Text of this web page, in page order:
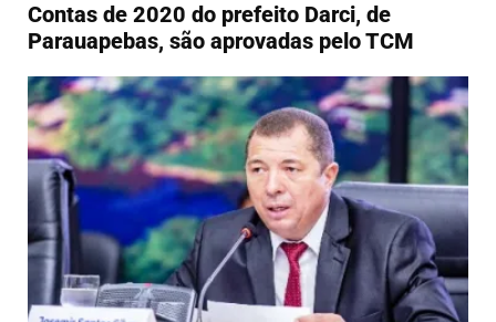
Contas de 2020 do prefeito Darci, de
Parauapebas, são aprovadas pelo TCM